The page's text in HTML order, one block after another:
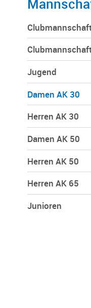
Jugend
Damen AK 30
Herren AK 30
Damen AK 50
Herren AK 50
Herren AK 65
Junioren